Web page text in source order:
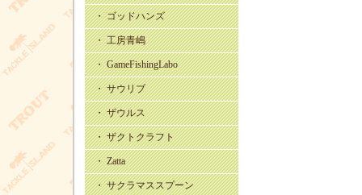
・ ゴッドハンズ
・ 工房青嶋
・ GameFishingLabo
・ サウリブ
・ ザウルス
・ ザクトクラフト
・ Zatta
・ サクラマススプーン